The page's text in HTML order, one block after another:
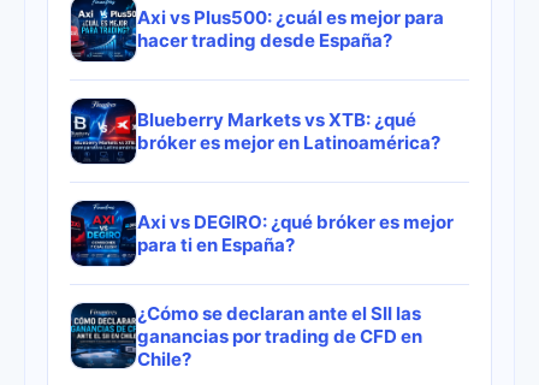
Axi vs Plus500: ¿cuál es mejor para
hacer trading desde España?
Blueberry Markets vs XTB: ¿qué
bróker es mejor en Latinoamérica?
Axi vs DEGIRO: ¿qué bróker es mejor
para ti en España?
¿Cómo se declaran ante el SII las
ganancias por trading de CFD en
Chile?